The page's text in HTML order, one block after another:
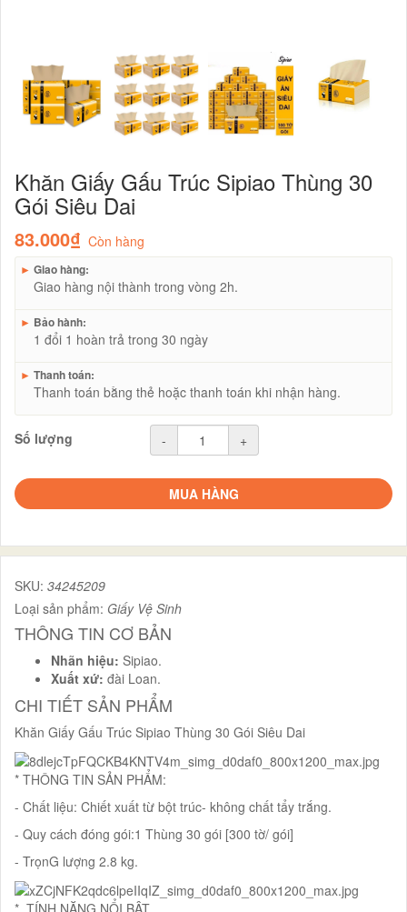
Khăn Giấy Gấu Trúc Sipiao Thùng 30
Gói Siêu Dai
83.000₫ Còn hàng
► Giao hàng:
Giao hàng nội thành trong vòng 2h.
► Bảo hành:
1 đổi 1 hoàn trả trong 30 ngày
► Thanh toán:
Thanh toán bằng thẻ hoặc thanh toán khi nhận hàng.
Số lượng - +
MUA HÀNG
SKU: 34245209
Loại sản phẩm: Giấy Vệ Sinh
THÔNG TIN CƠ BẢN
Nhãn hiệu: Sipiao.
Xuất xứ: đài Loan.
CHI TIẾT SẢN PHẨM
Khăn Giấy Gấu Trúc Sipiao Thùng 30 Gói Siêu Dai
* THÔNG TIN SẢN PHẨM:
- Chất liệu: Chiết xuất từ bột trúc- không chất tẩy trắng.
- Quy cách đóng gói:1 Thùng 30 gói [300 tờ/ gói]
- TrọnG lượng 2.8 kg.